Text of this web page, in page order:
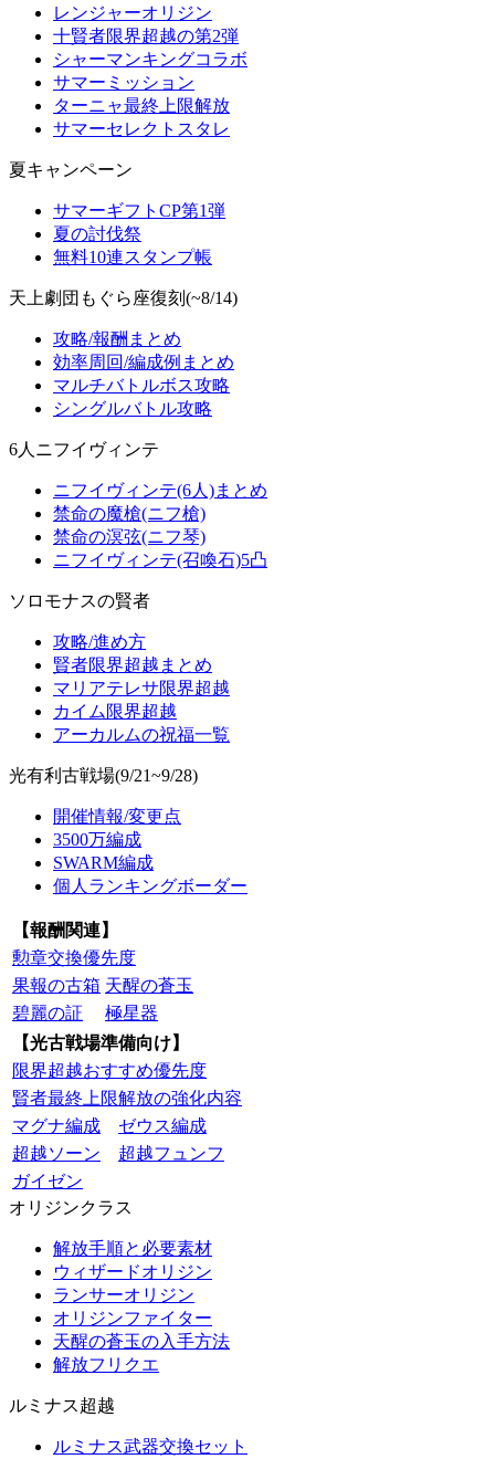
レンジャーオリジン
十賢者限界超越の第2弾
シャーマンキングコラボ
サマーミッション
ターニャ最終上限解放
サマーセレクトスタレ
夏キャンペーン
サマーギフトCP第1弾
夏の討伐祭
無料10連スタンプ帳
天上劇団もぐら座復刻(~8/14)
攻略/報酬まとめ
効率周回/編成例まとめ
マルチバトルボス攻略
シングルバトル攻略
6人ニフイヴィンテ
ニフイヴィンテ(6人)まとめ
禁命の魔槍(ニフ槍)
禁命の溟弦(ニフ琴)
ニフイヴィンテ(召喚石)5凸
ソロモナスの賢者
攻略/進め方
賢者限界超越まとめ
マリアテレサ限界超越
カイム限界超越
アーカルムの祝福一覧
光有利古戦場(9/21~9/28)
開催情報/変更点
3500万編成
SWARM編成
個人ランキングボーダー
【報酬関連】
勲章交換優先度
果報の古箱 天醒の蒼玉
碧麗の証
極星器
【光古戦場準備向け】
限界超越おすすめ優先度
賢者最終上限解放の強化内容
マグナ編成
ゼウス編成
超越ソーン
超越フュンフ
ガイゼン
オリジンクラス
解放手順と必要素材
ウィザードオリジン
ランサーオリジン
オリジンファイター
天醒の蒼玉の入手方法
解放フリクエ
ルミナス超越
ルミナス武器交換セット